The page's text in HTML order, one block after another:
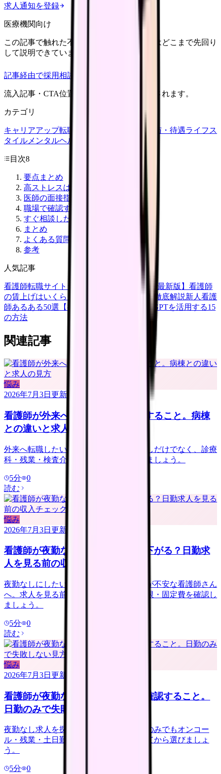
求人通知を登録
医療機関向け
この記事で触れた不安を、自院の求人票ではどこまで先回り
して説明できていますか？
記事経由で採用相談
流入記事・CTA位置つきで管理画面に記録されます。
カテゴリ
キャリアアップ転職ガイド 職場環境給与・待遇ライフス
タイル メンタルヘルス
目次8
要点まとめ
高ストレスは「相談するサイン」
医師の面接指導
職場で確認すること
すぐ相談したほうがいい状態
まとめ
よくある質問
参考
人気記事
看護師転職サイトランキングTOP5【2026年最新版】 看護師
の賃上げはいくら？2026年度の最新情報を徹底解説新人看護
師あるある50選【共感必至】
看護師がChatGPTを活用する15
の方法
関連記事
悩み
2026年7月3日 更新
看護師が外来へ転職する前に確認すること。病棟
との違いと求人の見方
外来へ転職したい看護師さんへ。夜勤なしだけでなく、診療
科・残業・検査介助・土曜勤務を確認しましょう。
5分
0
読む
悩み
2026年7月3日 更新
看護師が夜勤なしにすると給料は下がる？日勤求
人を見る前の収入チェック
夜勤なしにしたいけれど給料が下がるのが不安な看護師さん
へ。求人を見る前に、夜勤手当・年収下限・固定費を確認し
ましょう。
5分
0
読む
悩み
2026年7月3日 更新
看護師が夜勤なし求人を探す前に確認すること。
日勤のみで失敗しない見方
夜勤なし求人を探す看護師さんへ。日勤のみでもオンコー
ル・残業・土日勤務・年収低下を確認してから選びましょ
う。
5分
0